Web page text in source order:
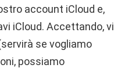
account iCloud e,
iCloud. Accettando, vi
se vogliamo
possiamo